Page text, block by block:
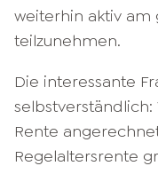
weiterhin aktiv am
teilzunehmen.
Die interessante
Rente
Regelaltersrente